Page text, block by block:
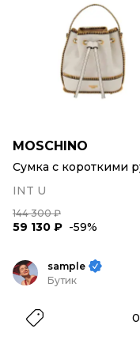
MOSCHINO
INT U
144 300 ₽
59 130 ₽ -59%
sample
Бутик
0